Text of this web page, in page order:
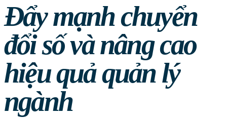
Đẩy mạnh chuyển
đổi số và nâng cao
hiệu quả quản lý
ngành